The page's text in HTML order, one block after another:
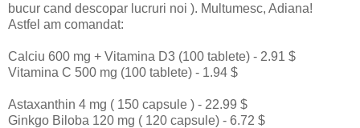
bucur cand descopar lucruri noi ). Multumesc, Adiana!
Astfel am comandat:
Calciu 600 mg + Vitamina D3 (100 tablete) - 2.91 $
Vitamina C 500 mg (100 tablete) - 1.94 $
Astaxanthin 4 mg ( 150 capsule ) - 22.99 $
Ginkgo Biloba 120 mg ( 120 capsule) - 6.72 $